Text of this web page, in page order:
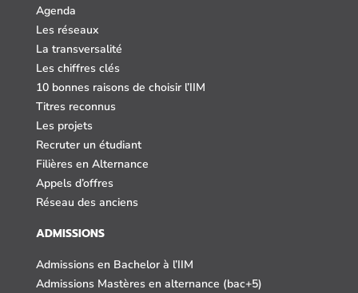
Agenda
Les réseaux
La transversalité
Les chiffres clés
10 bonnes raisons de choisir l’IIM
Titres reconnus
Les projets
Recruter un étudiant
Filières en Alternance
Appels d’offres
Réseau des anciens
ADMISSIONS
Admissions en Bachelor à l’IIM
Admissions Mastères en alternance (bac+5)